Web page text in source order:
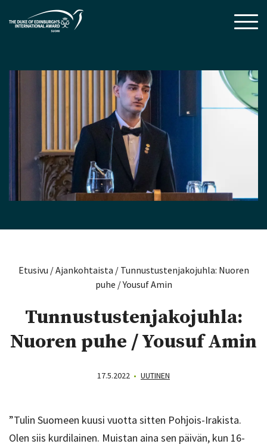
Etusivu /Ajankohtaista / Tunnustustenjakojuhla: Nuoren
puhe / Yousuf Amin
Tunnustustenjakojuhla:
Nuoren puhe / Yousuf Amin
17.5.2022 • UUTINEN
”Tulin Suomeen kuusi vuotta sitten Pohjois-Irakista.
Olen siis kurdilainen. Muistan aina sen päivän, kun 16-